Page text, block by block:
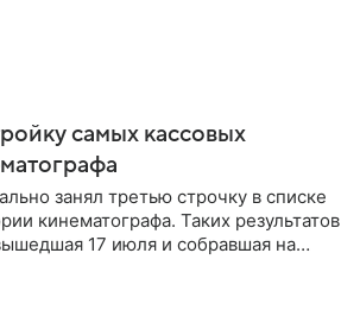
самых кассовых
занял третью строчку в списке
кинематографа. Таких результатов
17 июля и собравшая на